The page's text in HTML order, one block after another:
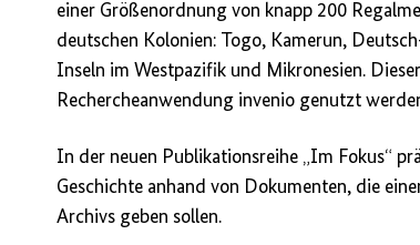
einer Größenordnung von knapp 200
deutschen Kolonien: Togo, Kamerun,
Inseln im Westpazifik und Mikronesien.
Rechercheanwendung invenio genutzt
In der neuen Publikationsreihe „Im Fokus“
Geschichte anhand von Dokumenten, die
Archivs geben sollen.